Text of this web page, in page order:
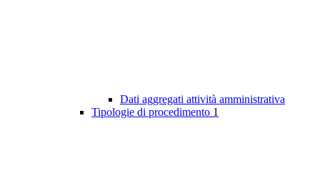
Dati aggregati attività amministrativa
Tipologie di procedimento 1